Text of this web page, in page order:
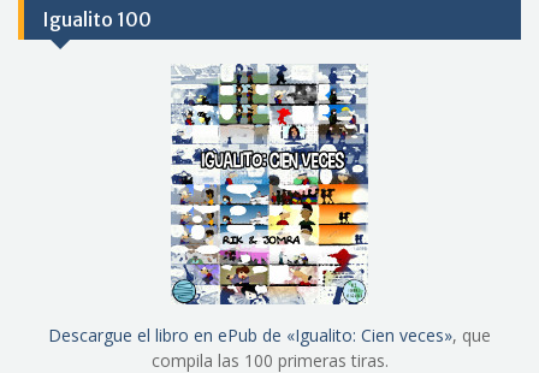
Igualito 100
Descargue el libro en ePub de «Igualito: Cien veces», que
compila las 100 primeras tiras.